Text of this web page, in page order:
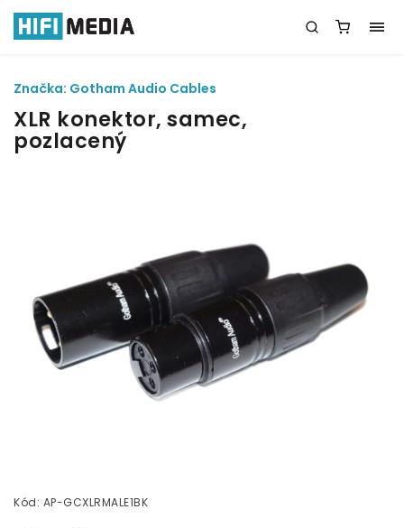
XLR konektor, samec,
pozlacený
Kód: AP-GCXLRMALE1BK
Značka: Gotham Audio Cables